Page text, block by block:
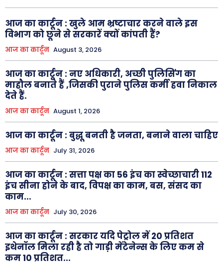
आज का कार्टून : खुले आम भ्रष्टाचार करने वाले इस
विभाग को छूने से सरकारें क्यों कांपती हैं?
आज का कार्टून August 3, 2026
आज का कार्टून : नए अधिकारी, अच्छी पुलिसिंग का
माहौल बनाते हैं ,जिसकी पुराने पुलिस कर्मी हवा निकाल
देते हैं.
आज का कार्टून August 1, 2026
आज का कार्टून : बुद्धू बनती है जनता, बनाने वाला चाहिए
आज का कार्टून July 31, 2026
आज का कार्टून : सत्ता पक्ष का 56 इंच का स्वेच्छाचारी 112
इंच सीना होने के बाद, विपक्ष का काम, बस, संसद का
काम...
आज का कार्टून July 30, 2026
आज का कार्टून : सरकार यदि पेट्रोल में 20 प्रतिशत
इथेनॉल मिला रही है तो गाड़ी मेंटेनेन्स के लिए कम से
कम 10 प्रतिशत...